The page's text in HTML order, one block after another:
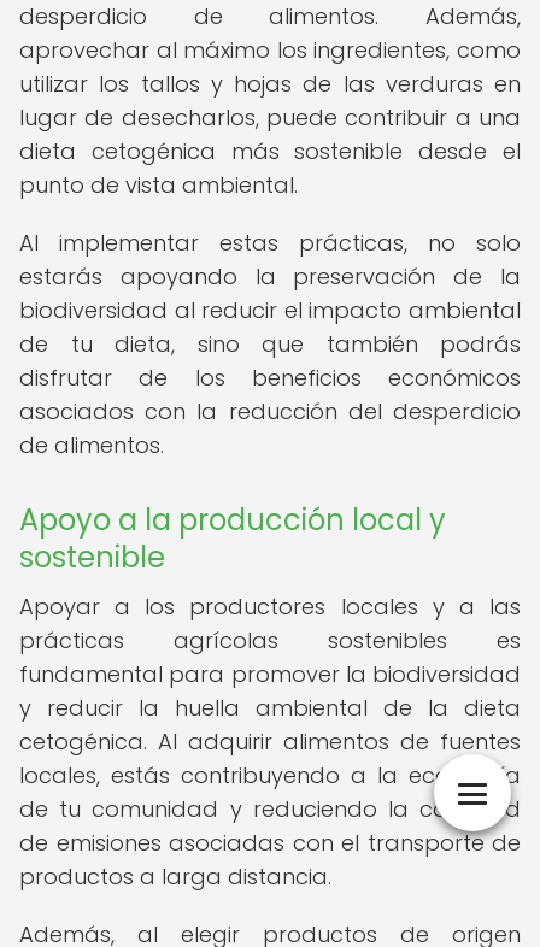
desperdicio de alimentos. Además,
aprovechar al máximo los ingredientes, como
utilizar los tallos y hojas de las verduras en
lugar de desecharlos, puede contribuir a una
dieta cetogénica más sostenible desde el
punto de vista ambiental.
Al implementar estas prácticas, no solo
estarás apoyando la preservación de la
biodiversidad al reducir el impacto ambiental
de tu dieta, sino que también podrás
disfrutar de los beneficios económicos
asociados con la reducción del desperdicio
de alimentos.
Apoyo a la producción local y
sostenible
Apoyar a los productores locales y a las
prácticas agrícolas sostenibles es
fundamental para promover la biodiversidad
y reducir la huella ambiental de la dieta
cetogénica. Al adquirir alimentos de fuentes
locales, estás contribuyendo a la economía
de tu comunidad y reduciendo la cantidad
de emisiones asociadas con el transporte de
productos a larga distancia.
Además, al elegir productos de origen